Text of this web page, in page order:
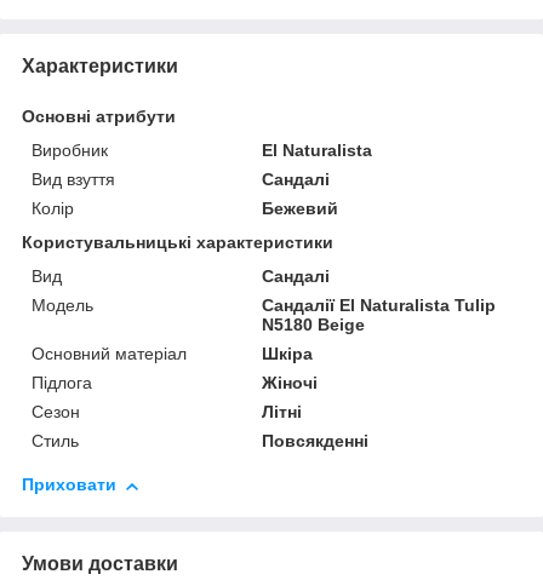
Характеристики
Основні атрибути
Виробник
El Naturalista
Вид взуття
Сандалі
Колір
Бежевий
Користувальницькі характеристики
Вид
Сандалі
Мoдель
Сандалії El Naturalista Tulip
N5180 Beige
Основний матеріал
Шкіра
Підлога
Жіночі
Сезон
Літні
Стиль
Повсякденні
Приховати
Умови доставки